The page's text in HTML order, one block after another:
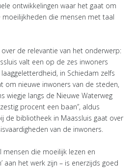
ontwikkelingen waar het gaat om
moeilijkheden die mensen met taal
de relevantie van het onderwerp:
valt een op de zes inwoners
in Schiedam zelfs
om nieuwe inwoners van de steden,
wiegje langs de Nieuwe Waterweg
procent een baan”, aldus
de bibliotheek in Maassluis gaat over
van de inwoners.
mensen die moeilijk lezen en
aan het werk zijn – is enerzijds goed